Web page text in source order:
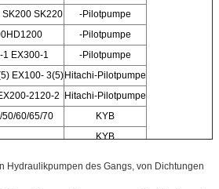
SK200 SK220
-Pilotpumpe
-Pilotpumpe
1 EX300-1
-Pilotpumpe
EX100- 3(5)Hitachi-Pilotpumpe
2120-2 Hitachi-Pilotpumpe
50/60/65/70
KYB
KYB
Hydraulikpumpen des Gangs, von Dichtungen